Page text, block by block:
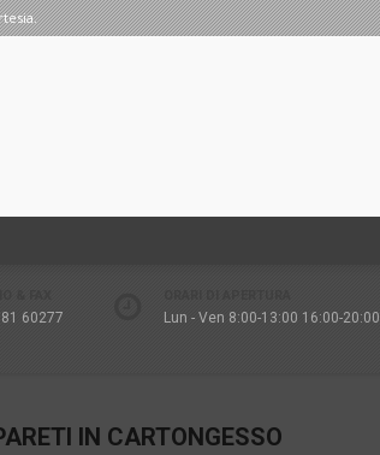
60277 Lun - Ven 8:00-13:00 16:00-20:00
IN CARTONGESSO